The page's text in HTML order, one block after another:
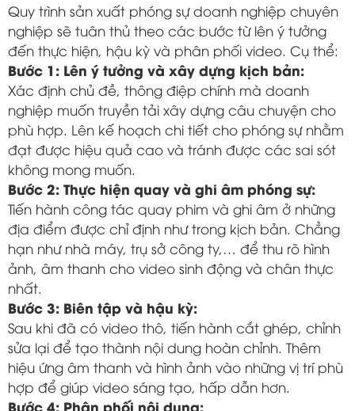
Quy trình sản xuất phóng sự doanh nghiệp chuyên
nghiệp sẽ tuân thủ theo các bước từ lên ý tưởng
đến thực hiện, hậu kỳ và phân phối video. Cụ thể:
Bước 1: Lên ý tưởng và xây dựng kịch bản:
Xác định chủ đề, thông điệp chính mà doanh
nghiệp muốn truyền tải xây dựng câu chuyện cho
phù hợp. Lên kế hoạch chi tiết cho phóng sự nhằm
đạt được hiệu quả cao và tránh được các sai sót
không mong muốn.
Bước 2: Thực hiện quay và ghi âm phóng sự:
Tiến hành công tác quay phim và ghi âm ở những
địa điểm được chỉ định như trong kịch bản. Chẳng
hạn như nhà máy, trụ sở công ty,… để thu rõ hình
ảnh, âm thanh cho video sinh động và chân thực
nhất.
Bước 3: Biên tập và hậu kỳ:
Sau khi đã có video thô, tiến hành cắt ghép, chỉnh
sửa lại để tạo thành nội dung hoàn chỉnh. Thêm
hiệu ứng âm thanh và hình ảnh vào những vị trí phù
hợp để giúp video sáng tạo, hấp dẫn hơn.
Bước 4: Phân phối nội dung: